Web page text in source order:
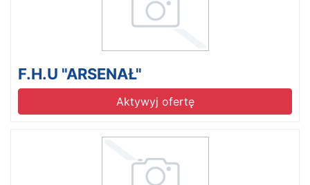
F.H.U "ARSENAŁ"
Aktywyj ofertę